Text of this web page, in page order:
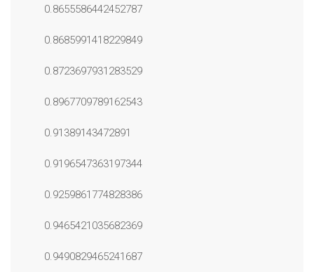
0.8655586442452787
0.8685991418229849
0.8723697931283529
0.8967709789162543
0.91389143472891
0.9196547363197344
0.9259861774828386
0.9465421035682369
0.9490829465241687